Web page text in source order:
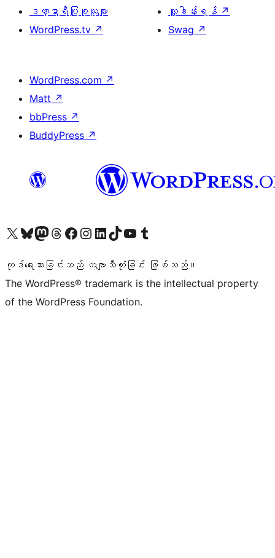
ဒဏ္ဍာရီပြုစုသူများ
WordPress.tv ↗
လှူဒါန်းရန် ↗
Swag ↗
WordPress.com ↗
Matt ↗
bbPress ↗
BuddyPress ↗
ကျွန်ုပ်တို့၏ X (ယခင် Twitter) အကောင့်သို့ သွားရောက်ကြည့်ရှုပါကျွန်ုပ်တို့၏ Bluesky အကောင့်သို့ ဝင်ရောက်ကြည့်ရှုရန်
ကျွန်ုပ်တို့၏ Mastodon အကောင့်သို့ သွားရောက်ကြည့်ရှုပါကျွန်ုပ်တို့၏ Threads အကောင့်သို့ ဝင်ရောက်ကြည့်ရှုရန်
ကျွန်ုပ်တို့၏ Facebook စာမျက်နှာသို့ သွားရောက်ကြည့်ရှုပါကျွန်ုပ်တို့၏ Instagram အကောင့်သို့ သွားရောက်ကြည့်ရှုပါ ကျွန်ုပ်တို့၏ LinkedIn အကောင့်သို့ သွားရောက်ကြည့်ရှုပါကျွန်ုပ်တို့၏ TikTok အကောင့်သို့ ဝင်ရောက်ကြည့်ရှုရန်
ကျွန်ုပ်တို့၏ YouTube ချန်နယ်သို့ သွားရောက်ကြည့်ရှုပါ ကျွန်ုပ်တို့၏ Tumblr အကောင့်သို့ ဝင်ရောက်ကြည့်ရှုရန်
ကုဒ်ရေးသားခြင်းသည် ကဗျာသီကုံးခြင်း ဖြစ်သည်။
The WordPress® trademark is the intellectual property
of the WordPress Foundation.